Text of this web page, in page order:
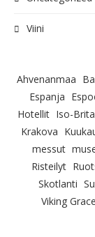
Viini
Ahvenanmaa
Espanja
Hotellit Iso-
Krakova
messut
Risteilyt
Skotlanti
Viking Grace